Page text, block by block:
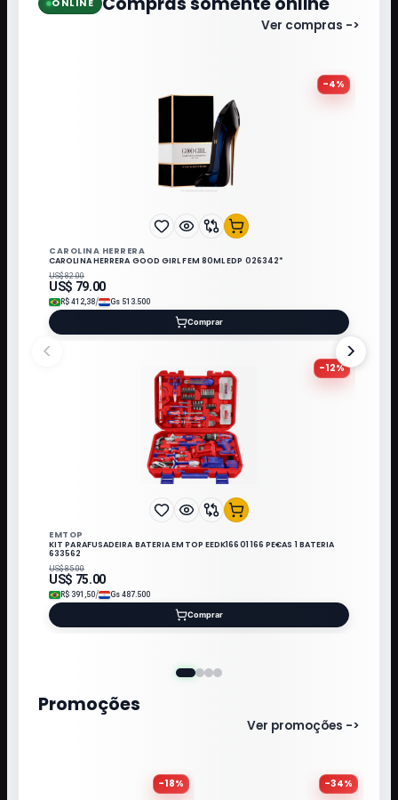
ONLINE
Ver compras ->
<
-4%
CAROLINA HERRERA
CAROLINA HERRERA GOOD GIRL FEM 80ML EDP 026342*
US$82.00
US$ 79.00
R$ 412,38/ Gs 513.500
Comprar
-12%
EMTOP
KIT PARAFUSADEIRA BATERIA EMTOP EEDK16601 166 PE€AS 1 BATERIA
633562
US$85.00
US$ 75.00
R$ 391,50/ Gs 487.500
Comprar
>
Promoções
Ver promoções ->
-18% -34%